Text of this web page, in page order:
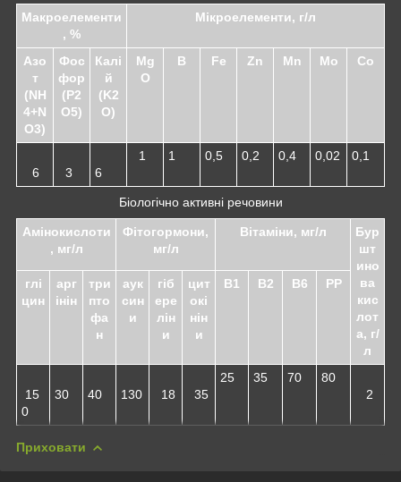
Макроелементи
, %
Мікроелементи, г/л
Азо
т
(NH
4+N
O3)
Фос
фор
(P2
O5)
Калі
й
(K2
O)
Mg
O
B Fe Zn Mn Mo Co
6 3 6
1 1 0,5 0,2 0,4 0,02 0,1
Біологічно активні речовини
Амінокислоти
, мг/л
Фітогормони,
мг/л
Вітаміни, мг/л
Бур
шт
ино
ва
кис
лот
а, г/
л
глі
цин
арг
інін
три
пто
фа
н
аук
син
и
гіб
ере
лін
и
цит
окі
нін
и
В1 В2 В6 РР
15
0
30 40 130 18 35
25 35 70
80
2
Приховати